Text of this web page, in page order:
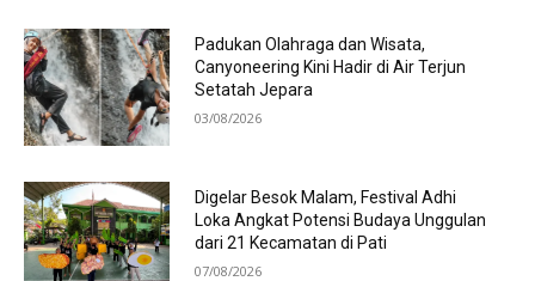
Padukan Olahraga dan Wisata,
Canyoneering Kini Hadir di Air Terjun
Setatah Jepara
03/08/2026
Digelar Besok Malam, Festival Adhi
Loka Angkat Potensi Budaya Unggulan
dari 21 Kecamatan di Pati
07/08/2026